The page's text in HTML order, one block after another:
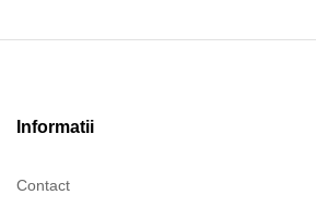
Informatii
Contact